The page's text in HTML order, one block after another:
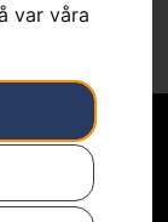
var våra